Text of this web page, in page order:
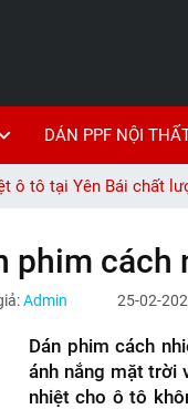
DÁN PPF NỘI
ô tô tại Yên Bái chất
phim cách
Admin 25-02-
Dán phim cách
ánh nắng mặt trời
nhiệt cho ô tô